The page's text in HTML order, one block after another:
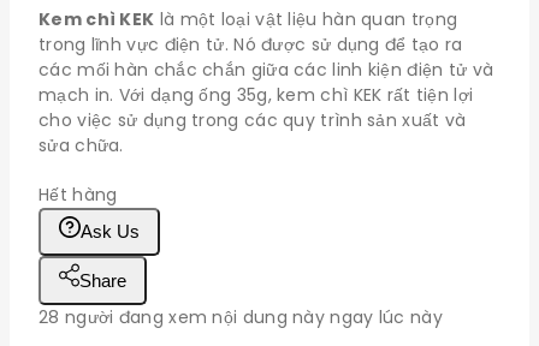
Kem chì KEK là một loại vật liệu hàn quan trọng
trong lĩnh vực điện tử. Nó được sử dụng để tạo ra
các mối hàn chắc chắn giữa các linh kiện điện tử và
mạch in. Với dạng ống 35g, kem chì KEK rất tiện lợi
cho việc sử dụng trong các quy trình sản xuất và
sửa chữa.
Hết hàng
Ask Us
Share
28 người đang xem nội dung này ngay lúc này